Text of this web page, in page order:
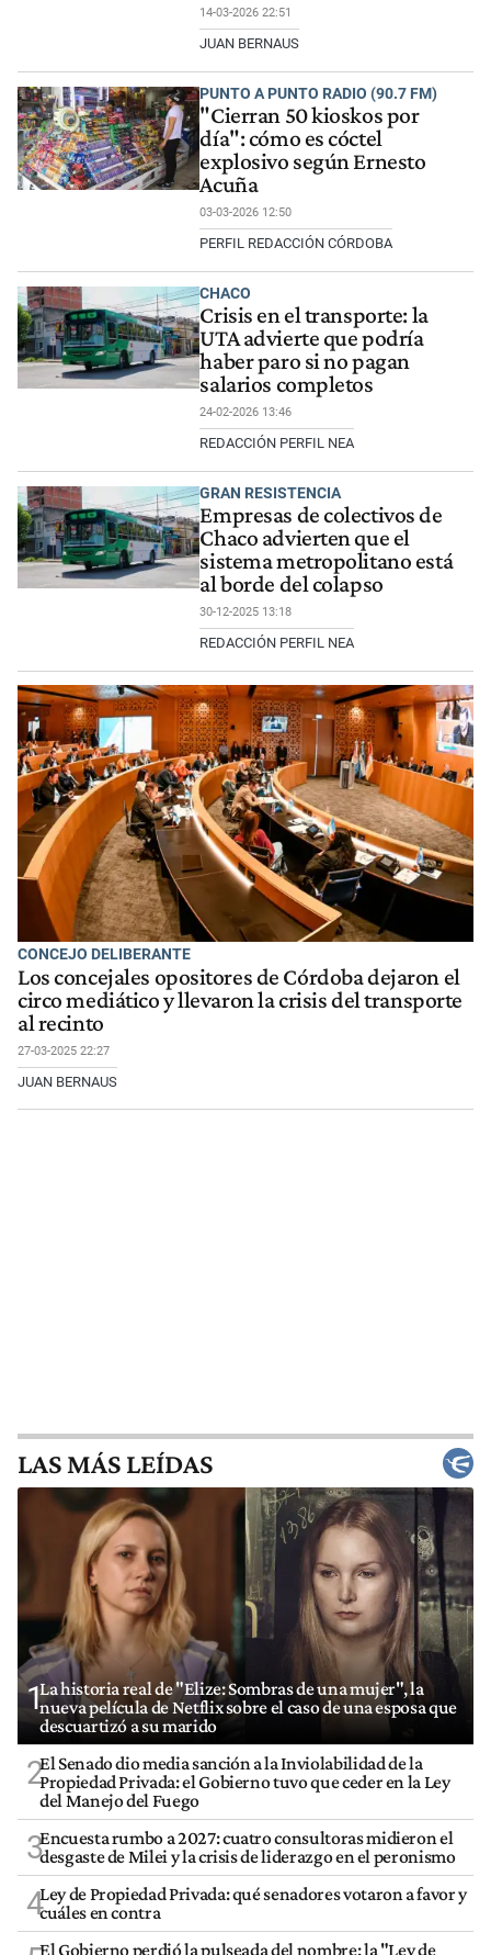
14-03-2026 22:51
JUAN BERNAUS
PUNTO A PUNTO RADIO (90.7 FM)
"Cierran 50 kioskos por
día": cómo es cóctel
explosivo según Ernesto
Acuña
03-03-2026 12:50
PERFIL REDACCIÓN CÓRDOBA
CHACO
Crisis en el transporte: la
UTA advierte que podría
haber paro si no pagan
salarios completos
24-02-2026 13:46
REDACCIÓN PERFIL NEA
GRAN RESISTENCIA
Empresas de colectivos de
Chaco advierten que el
sistema metropolitano está
al borde del colapso
30-12-2025 13:18
REDACCIÓN PERFIL NEA
CONCEJO DELIBERANTE
Los concejales opositores de Córdoba dejaron el
circo mediático y llevaron la crisis del transporte
al recinto
27-03-2025 22:27
JUAN BERNAUS
LAS MÁS LEÍDAS
1La historia real de "Elize: Sombras de una mujer", la
nueva película de Netflix sobre el caso de una esposa que
descuartizó a su marido
2El Senado dio media sanción a la Inviolabilidad de la
Propiedad Privada: el Gobierno tuvo que ceder en la Ley
del Manejo del Fuego
3Encuesta rumbo a 2027: cuatro consultoras midieron el
desgaste de Milei y la crisis de liderazgo en el peronismo
4Ley de Propiedad Privada: qué senadores votaron a favor y
cuáles en contra
El Gobierno perdió la pulseada del nombre: la "Ley de